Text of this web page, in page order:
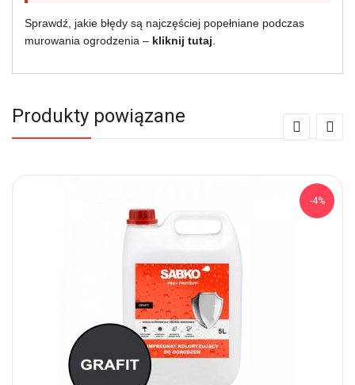
Sprawdź, jakie błędy są najczęściej popełniane podczas
murowania ogrodzenia – kliknij tutaj
Produkty powiązane
-4%